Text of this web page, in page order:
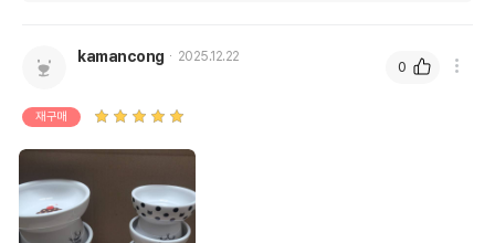
kamancong 2025.12.22
재구매
0